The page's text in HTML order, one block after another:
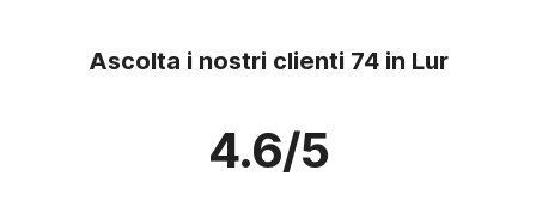
Ascolta i nostri clienti 74 in Lur
4.6/5